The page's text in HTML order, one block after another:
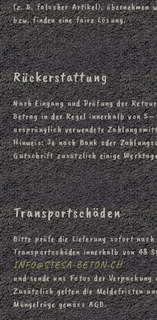
(z. B. falscher Artikel), übernehmen
bzw. finden eine faire Lösung.
Rückerstattung
Nach Eingang und Prüfung der
Betrag in der Regel innerhalb von
ursprünglich verwendete
Hinweis: Je nach Bank oder
Gutschrift zusätzlich einige
Transportschäden
Bitte prüfe die Lieferung sofort nach
Transportschäden innerhalb von 48
INFO@STESA-BETON.CH
und sende uns Fotos der
Zusätzlich gelten die Meldefristen
Mängelrüge gemäss AGB.